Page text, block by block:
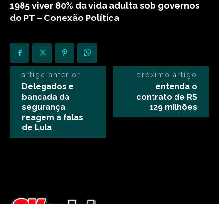
1985 viver 80% da vida adulta sob governos
do PT – Conexão Política
artigo anterior
Delegados e
bancada da
segurança
reagem a falas
de Lula
próximo artigo
entenda o
contrato de R$
129 milhões